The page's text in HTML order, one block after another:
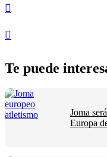
Te puede
Joma
Europa